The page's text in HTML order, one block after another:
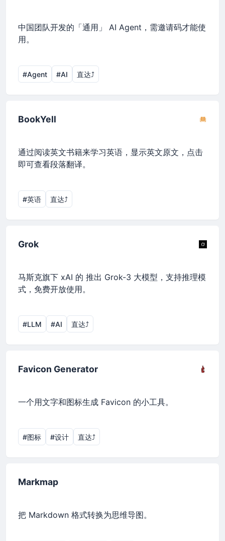
中国团队开发的「通用」 AI Agent，需邀请码才能使
用。
#Agent #AI 直达⤴︎
BookYell
通过阅读英文书籍来学习英语，显示英文原文，点击
即可查看段落翻译。
#英语 直达⤴︎
Grok
马斯克旗下 xAI 的 推出 Grok-3 大模型，支持推理模
式，免费开放使用。
#LLM #AI 直达⤴︎
Favicon Generator
一个用文字和图标生成 Favicon 的小工具。
#图标 #设计 直达⤴︎
Markmap
把 Markdown 格式转换为思维导图。